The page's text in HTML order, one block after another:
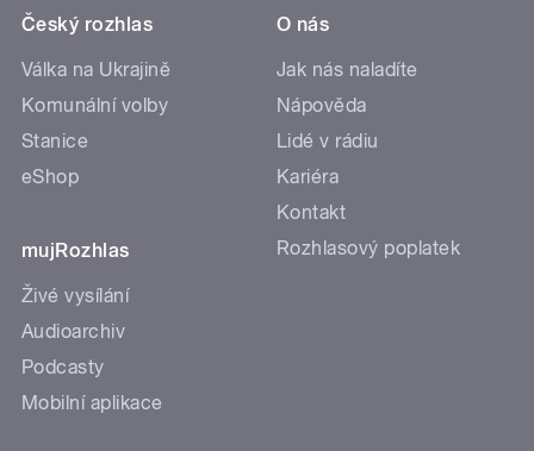
Český rozhlas
Válka na Ukrajině
Komunální volby
Stanice
eShop
mujRozhlas
Živé vysílání
Audioarchiv
Podcasty
Mobilní aplikace
O nás
Jak nás naladíte
Nápověda
Lidé v rádiu
Kariéra
Kontakt
Rozhlasový poplatek